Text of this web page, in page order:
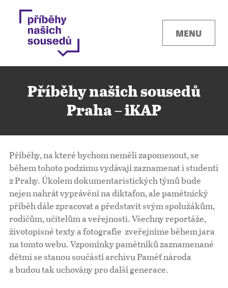
MENU
Kontakty
Místa
O projektu
Pro města
Pro školy
Příběhy našich sousedů
Praha – iKAP
Příběhy, na které bychom neměli zapomenout, se
během tohoto podzimu vydávají zaznamenat i studenti
z Prahy. Úkolem dokumentaristických týmů bude
nejen nahrát vyprávění na diktafon, ale pamětnický
příběh dále zpracovat a představit svým spolužákům,
rodičům, učitelům a veřejnosti. Všechny reportáže,
životopisné texty a fotografie zveřejníme během jara
na tomto webu. Vzpomínky pamětníků zaznamenané
dětmi se stanou součástí archivu Paměť národa
a budou tak uchovány pro další generace.